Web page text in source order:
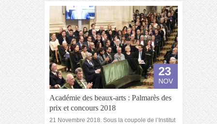
23
NOV
Académie des beaux-arts : Palmarès des
prix et concours 2018
21 Novembre 2018. Sous la coupole de l’Institut